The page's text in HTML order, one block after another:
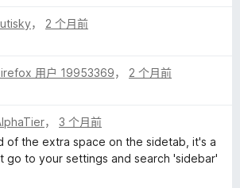
， 2 个月前
用户 19953369， 2 个月前
， 3 个月前
of the extra space on the sidetab, it's a
go to your settings and search 'sidebar'